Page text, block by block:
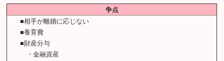
争点
■相手が離婚に応じない
■養育費
■財産分与
・金融資産